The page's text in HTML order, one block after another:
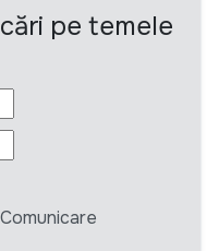
pe temele